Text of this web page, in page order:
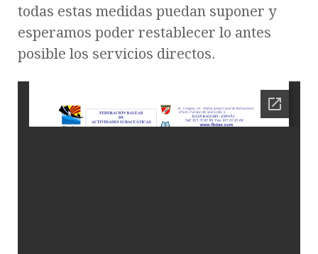
todas estas medidas puedan suponer y
esperamos poder restablecer lo antes
posible los servicios directos.